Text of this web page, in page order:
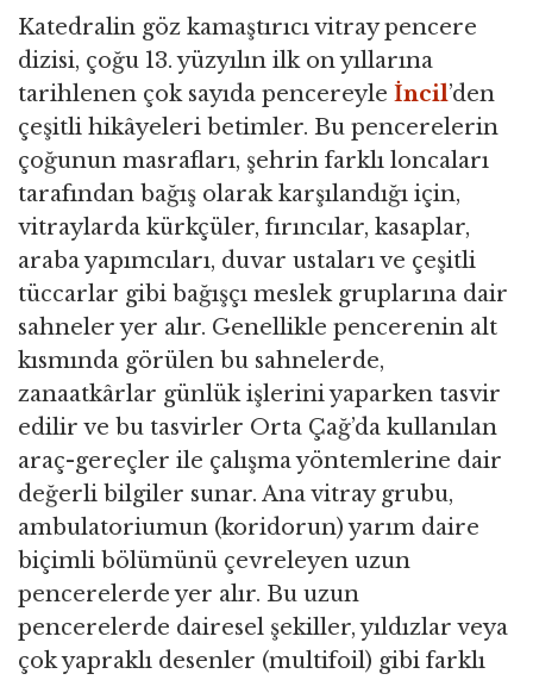
Katedralin göz kamaştırıcı vitray pencere
dizisi, çoğu 13. yüzyılın ilk on yıllarına
tarihlenen çok sayıda pencereyle İncil’den
çeşitli hikâyeleri betimler. Bu pencerelerin
çoğunun masrafları, şehrin farklı loncaları
tarafından bağış olarak karşılandığı için,
vitraylarda kürkçüler, fırıncılar, kasaplar,
araba yapımcıları, duvar ustaları ve çeşitli
tüccarlar gibi bağışçı meslek gruplarına dair
sahneler yer alır. Genellikle pencerenin alt
kısmında görülen bu sahnelerde,
zanaatkârlar günlük işlerini yaparken tasvir
edilir ve bu tasvirler Orta Çağ’da kullanılan
araç-gereçler ile çalışma yöntemlerine dair
değerli bilgiler sunar. Ana vitray grubu,
ambulatoriumun (koridorun) yarım daire
biçimli bölümünü çevreleyen uzun
pencerelerde yer alır. Bu uzun
pencerelerde dairesel şekiller, yıldızlar veya
çok yapraklı desenler (multifoil) gibi farklı